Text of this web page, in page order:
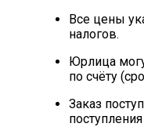
Все цены
налогов.
Юрлица
по счёту
Заказ